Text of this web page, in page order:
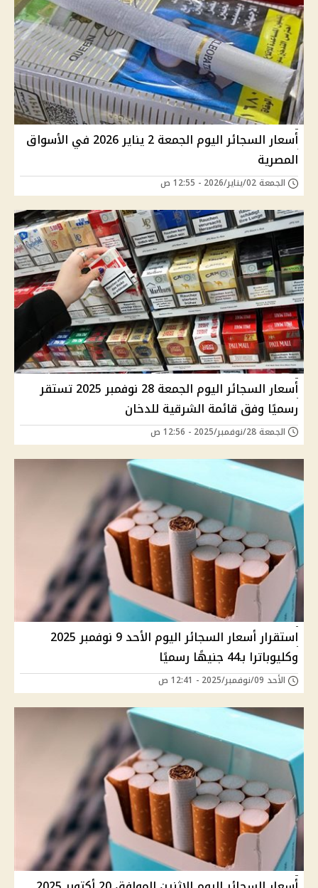
أسعار السجائر اليوم الجمعة 2 يناير 2026 في الأسواق
المصرية
الجمعة 02/يناير/2026 - 12:55 ص
أسعار السجائر اليوم الجمعة 28 نوفمبر 2025 تستقر
رسميًا وفق قائمة الشرقية للدخان
الجمعة 28/نوفمبر/2025 - 12:56 ص
استقرار أسعار السجائر اليوم الأحد 9 نوفمبر 2025
وكليوباترا بـ44 جنيهًا رسميًا
الأحد 09/نوفمبر/2025 - 12:41 ص